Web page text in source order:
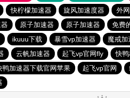
快柠檬加速器 旋风加速度器 外
原子加速器 原子加速器 免费
ikuuu下载 暴雪vp加速器 魔戒加
云帆加速器 起飞vp官网fly 快
鸭加速器下载官网苹果 起飞vp官网